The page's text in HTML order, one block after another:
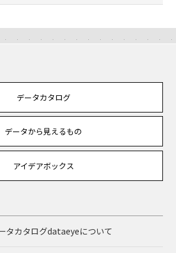
データカタログ
データから見えるもの
アイデアボックス
タカタログdataeyeについて